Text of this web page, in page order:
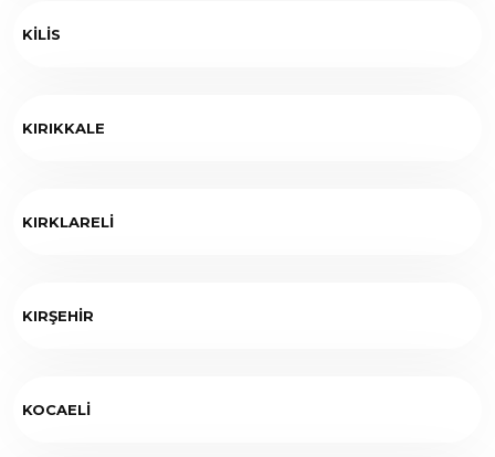
KİLİS
KIRIKKALE
KIRKLARELİ
KIRŞEHİR
KOCAELİ